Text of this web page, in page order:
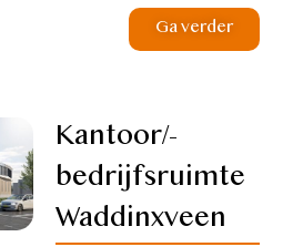
Ga verder
Kantoor/-
bedrijfsruimte
Waddinxveen